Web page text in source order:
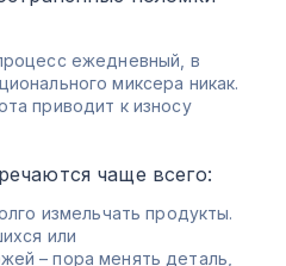
ежедневный, в
миксера никак.
приводит к износу
чаще всего:
измельчать продукты.
или
– пора менять деталь,